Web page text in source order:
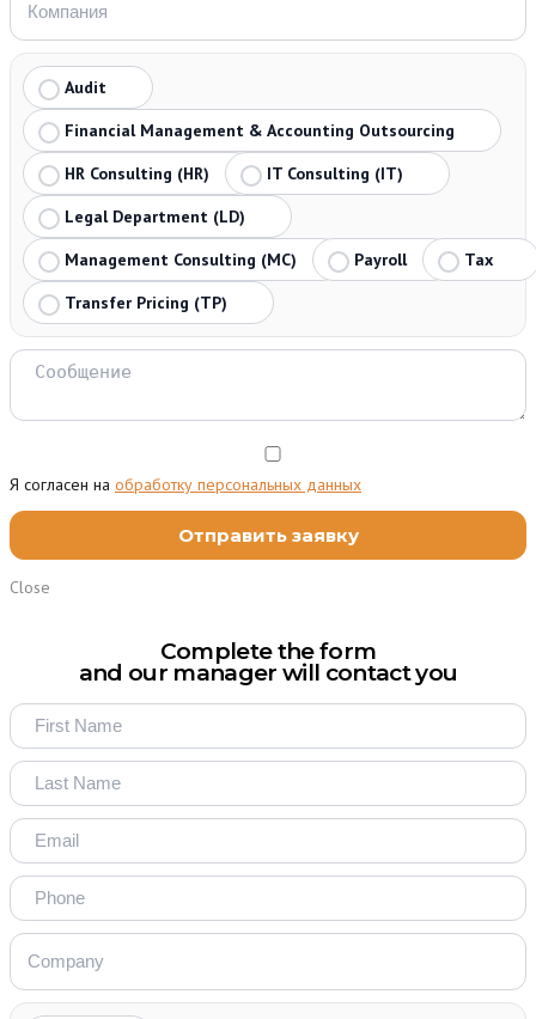
Audit
Financial Management & Accounting Outsourcing
HR Consulting (HR)
IT Consulting (IT)
Legal Department (LD)
Management Consulting (MC)
Payroll
Tax
Transfer Pricing (TP)
Я согласен на обработку персональных данных
Close
Complete the form
and our manager will contact you